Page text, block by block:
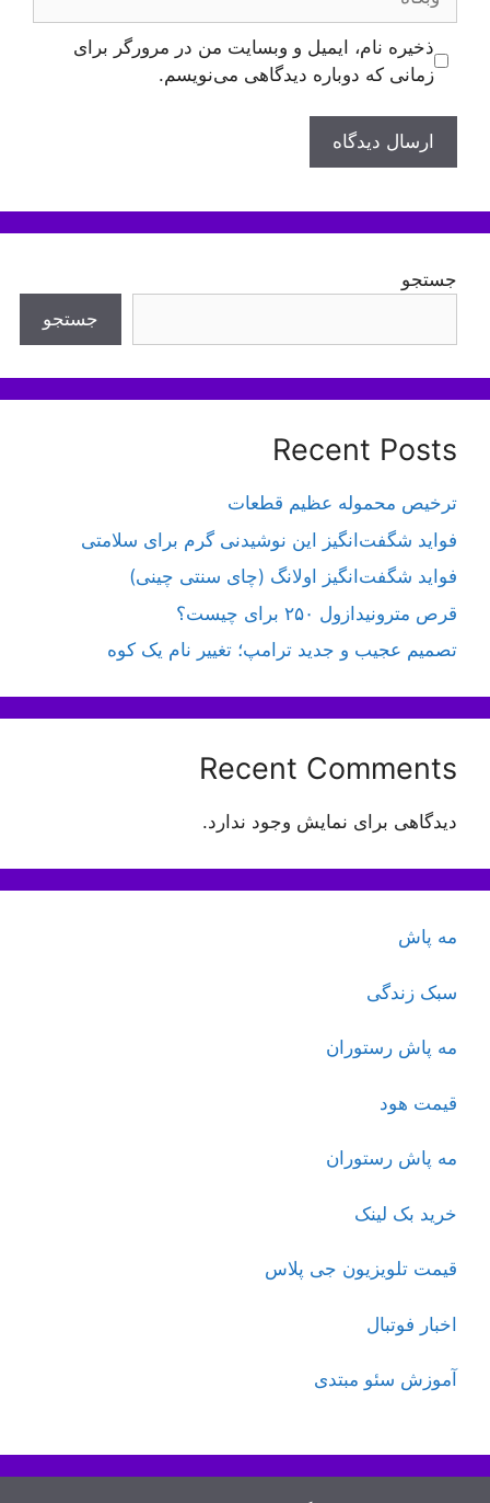
ذخیره نام، ایمیل و وبسایت من در مرورگر برای
زمانی که دوباره دیدگاهی می‌نویسم.
جستجو
جستجو
Recent Posts
ترخیص محموله عظیم قطعات
فواید شگفت‌انگیز این نوشیدنی گرم برای سلامتی
فواید شگفت‌انگیز اولانگ (چای سنتی چینی)
قرص مترونیدازول ۲۵۰ برای چیست؟
تصمیم عجیب و جدید ترامپ؛ تغییر نام یک کوه
Recent Comments
دیدگاهی برای نمایش وجود ندارد.
مه پاش
سبک زندگی
مه پاش رستوران
قیمت هود
مه پاش رستوران
خرید بک لینک
قیمت تلویزیون جی پلاس
اخبار فوتبال
آموزش سئو مبتدی